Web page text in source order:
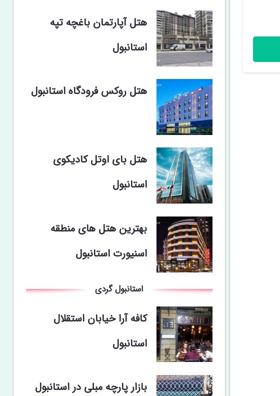
هتل آپارتمان باغچه تپه
استانبول
هتل روکس فرودگاه استانبول
هتل بای اوتل کادیکوی
استانبول
بهترین هتل های منطقه
اسنیورت استانبول
استانبول گردی
کافه آرا خیابان استقلال
استانبول
بازار پارچه مبلی در استانبول